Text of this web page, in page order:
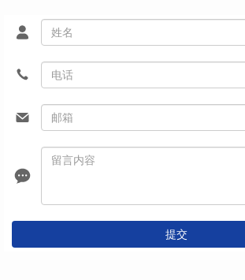
提交